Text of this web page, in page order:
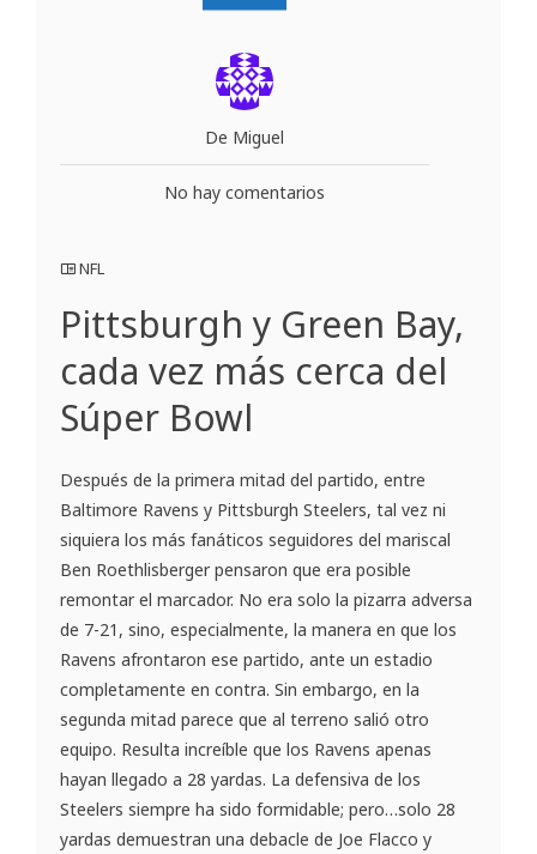
De Miguel
No hay comentarios
NFL
Pittsburgh y Green Bay,
cada vez más cerca del
Súper Bowl
Después de la primera mitad del partido, entre
Baltimore Ravens y Pittsburgh Steelers, tal vez ni
siquiera los más fanáticos seguidores del mariscal
Ben Roethlisberger pensaron que era posible
remontar el marcador. No era solo la pizarra adversa
de 7-21, sino, especialmente, la manera en que los
Ravens afrontaron ese partido, ante un estadio
completamente en contra. Sin embargo, en la
segunda mitad parece que al terreno salió otro
equipo. Resulta increíble que los Ravens apenas
hayan llegado a 28 yardas. La defensiva de los
Steelers siempre ha sido formidable; pero…solo 28
yardas demuestran una debacle de Joe Flacco y